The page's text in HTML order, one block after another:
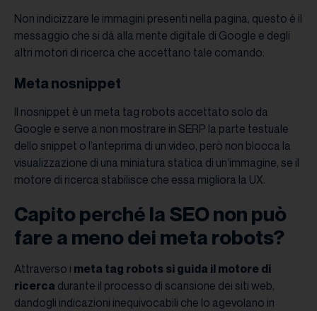
Non indicizzare le immagini presenti nella pagina, questo è il
messaggio che si dà alla mente digitale di Google e degli
altri motori di ricerca che accettano tale comando.
Meta nosnippet
Il nosnippet è un meta tag robots accettato solo da
Google e serve a non mostrare in SERP la parte testuale
dello snippet o l’anteprima di un video, però non blocca la
visualizzazione di una miniatura statica di un’immagine, se il
motore di ricerca stabilisce che essa migliora la UX.
Capito perché la SEO non può
fare a meno dei meta robots?
Attraverso i meta tag robots si guida il motore di
ricerca durante il processo di scansione dei siti web,
dandogli indicazioni inequivocabili che lo agevolano in